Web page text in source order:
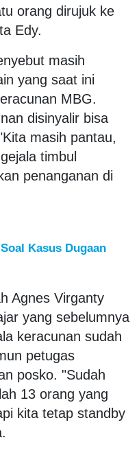
orang dirujuk ke
Edy.
masih
yang saat ini
MBG.
disinyalir bisa
masih pantau,
timbul
penanganan di
Kasus Dugaan
Agnes Virganty
yang sebelumnya
keracunan sudah
petugas
posko. "Sudah
13 orang yang
kita tetap standby